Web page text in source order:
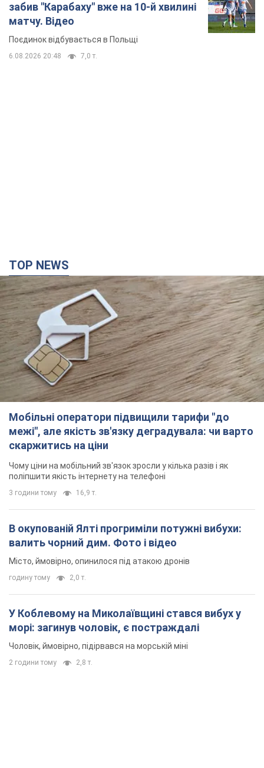
забив "Карабаху" вже на 10-й хвилині
матчу. Відео
Поєдинок відбувається в Польщі
6.08.2026 20:48 7,0 т.
TOP NEWS
Мобільні оператори підвищили тарифи "до
межі", але якість зв'язку деградувала: чи варто
скаржитись на ціни
Чому ціни на мобільний зв'язок зросли у кілька разів і як
поліпшити якість інтернету на телефоні
3 години тому 16,9 т.
В окупованій Ялті прогриміли потужні вибухи:
валить чорний дим. Фото і відео
Місто, ймовірно, опинилося під атакою дронів
годину тому 2,0 т.
У Коблевому на Миколаївщині стався вибух у
морі: загинув чоловік, є постраждалі
Чоловік, ймовірно, підірвався на морській міні
2 години тому 2,8 т.